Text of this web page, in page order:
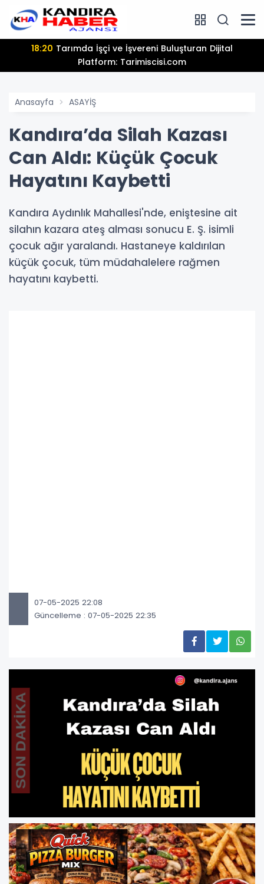
18:20
Platform: Tarimiscisi.com
Anasayfa ASAYİŞ
Kandıra’da Silah Kazası
Can Aldı: Küçük Çocuk
Hayatını Kaybetti
Kandıra Aydınlık Mahallesi'nde, eniştesine ait
silahın kazara ateş alması sonucu E. Ş. isimli
çocuk ağır yaralandı. Hastaneye kaldırılan
küçük çocuk, tüm müdahalelere rağmen
hayatını kaybetti.
07-05-2025 22:08
Güncelleme : 07-05-2025 22:35